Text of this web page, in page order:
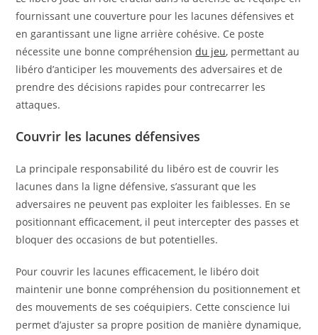
fournissant une couverture pour les lacunes défensives et
en garantissant une ligne arrière cohésive. Ce poste
nécessite une bonne compréhensiondu jeu, permettant au
libéro d’anticiper les mouvements des adversaires et de
prendre des décisions rapides pour contrecarrer les
attaques.
Couvrir les lacunes défensives
La principale responsabilité du libéro est de couvrir les
lacunes dans la ligne défensive, s’assurant que les
adversaires ne peuvent pas exploiter les faiblesses. En se
positionnant efficacement, il peut intercepter des passes et
bloquer des occasions de but potentielles.
Pour couvrir les lacunes efficacement, le libéro doit
maintenir une bonne compréhension du positionnement et
des mouvements de ses coéquipiers. Cette conscience lui
permet d’ajuster sa propre position de manière dynamique,